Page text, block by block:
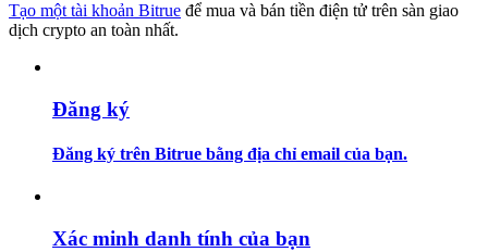
Hướng dẫn
Tạo một tài khoản Bitrue để mua và bán tiền điện tử trên sàn giao
dịch crypto an toàn nhất.
Đăng ký
Đăng ký trên Bitrue bằng địa chỉ email của bạn.
Xác minh danh tính của bạn